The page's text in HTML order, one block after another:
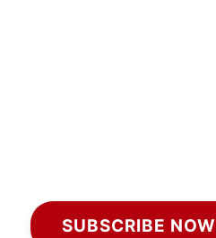
SUBSCRIBE NOW